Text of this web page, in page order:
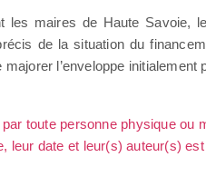
les maires de Haute
de la situation du
l’enveloppe initialement
toute personne physique
leur date et leur(s) auteur(s)